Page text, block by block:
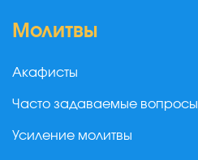
Молитвы
Акафисты
Часто задаваемые вопросы
Усиление молитвы